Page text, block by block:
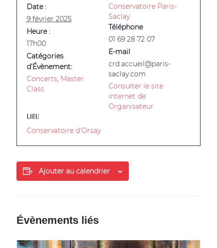
Date :
9 février 2025
Heure :
17h00
Catégories
d’Évènement:
Concerts, Master
Class
LIEU
Conservatoire d’Orsay
Conservatoire Paris-
Saclay
Téléphone
01 69 28 72 07
E-mail
crd.accueil@paris-
saclay.com
Consulter le site
internet de
Organisateur
Ajouter au calendrier
Évènements liés